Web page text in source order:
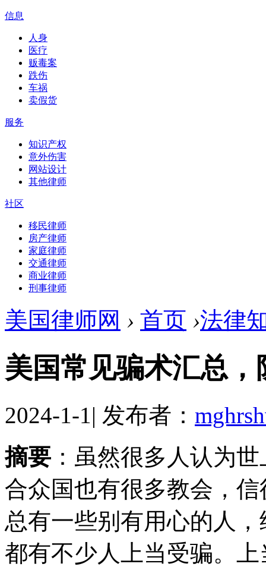
信息
人身
医疗
贩毒案
跌伤
车祸
卖假货
服务
知识产权
意外伤害
网站设计
其他律师
社区
移民律师
房产律师
家庭律师
交通律师
商业律师
刑事律师
美国律师网 › 首页 ›法律
美国常见骗术汇总
2024-1-1| 发布者：
摘要 ：虽然很多人认为
合众国也有很多教会，
总有一些别有用心的人
都有不少人上当受骗。